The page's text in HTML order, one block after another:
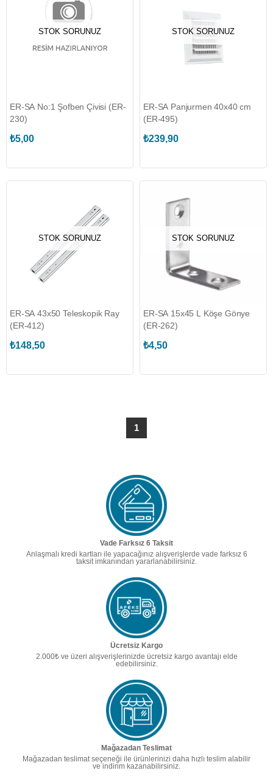
STOK SORUNUZ
ER-SA No:1 Şofben Çivisi (ER-
230)
₺5,00
STOK SORUNUZ
ER-SA Panjurmen 40x40 cm
(ER-495)
₺239,90
STOK SORUNUZ
ER-SA 43x50 Teleskopik Ray
(ER-412)
₺148,50
STOK SORUNUZ
ER-SA 15x45 L Köşe Gönye
(ER-262)
₺4,50
1
Vade Farksız 6 Taksit
Anlaşmalı kredi kartları ile yapacağınız alışverişlerde vade farksız 6
taksit imkanından yararlanabilirsiniz.
Ücretsiz Kargo
2.000₺ ve üzeri alışverişlerinizde ücretsiz kargo avantajı elde
edebilirsiniz.
Mağazadan Teslimat
Mağazadan teslimat seçeneği ile ürünlerinizi daha hızlı teslim alabilir
ve indirim kazanabilirsiniz.